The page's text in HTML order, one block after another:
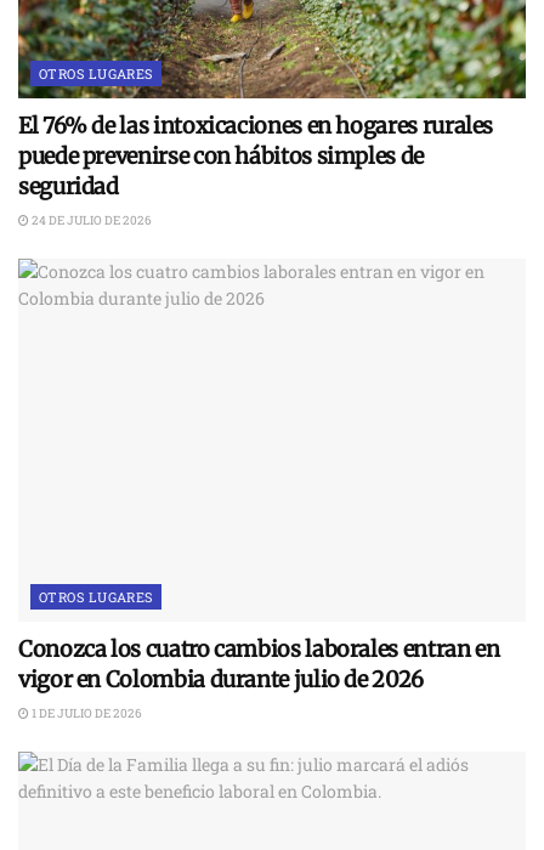
OTROS LUGARES
El 76% de las intoxicaciones en hogares rurales
puede prevenirse con hábitos simples de
seguridad
24 DE JULIO DE 2026
OTROS LUGARES
Conozca los cuatro cambios laborales entran en
vigor en Colombia durante julio de 2026
1 DE JULIO DE 2026